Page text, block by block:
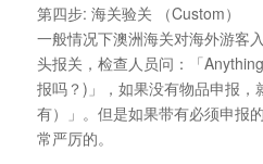
第四步: 海关验关 （Custom）
一般情况下澳洲海关对海外游客
头报关，检查人员问：「
报吗？)」，如果没有物品申报，
有）」。但是如果带有必须申报
常严厉的。